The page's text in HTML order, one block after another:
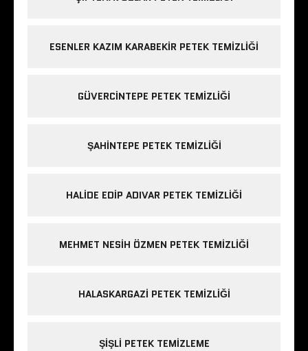
ESENLER KAZIM KARABEKIR PETEK TEMIZLIĞI
GÜVERCINTEPE PETEK TEMIZLIĞI
ŞAHINTEPE PETEK TEMIZLIĞI
HALIDE EDIP ADIVAR PETEK TEMIZLIĞI
MEHMET NESIH ÖZMEN PETEK TEMIZLIĞI
HALASKARGAZI PETEK TEMIZLIĞI
ŞIŞLI PETEK TEMIZLEME